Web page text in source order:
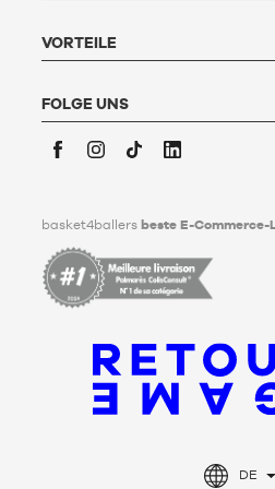
Kundenservice
.
Lebzeiten Richtlinien für die
Weitergabe seiner
Tod festlegen kann. Um mehr
bitte hier
DE
VORTEILE
FOLGE UNS
basket4ballers beste E-Commerce-